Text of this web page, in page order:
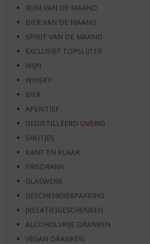
RUM VAN DE MAAND
BIER VAN DE MAAND
SPIRIT VAN DE MAAND
EXCLUSIEF TOPSLIJTER
WIJN
WHISKY
BIER
APERITIEF
GEDISTILLEERD OVERIG
SHOTJES
KANT EN KLAAR
FRISDRANK
GLASWERK
GESCHENKVERPAKKING
(RELATIE)GESCHENKEN
ALCOHOLVRIJE DRANKEN
VEGAN DRANKEN